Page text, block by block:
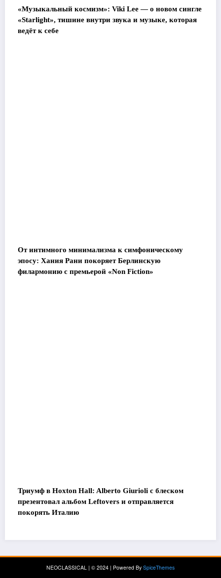
«Музыкальный космизм»: Viki Lee — о новом сингле
«Starlight», тишине внутри звука и музыке, которая
ведёт к себе
От интимного минимализма к симфоническому
эпосу: Хания Рани покоряет Берлинскую
филармонию с премьерой «Non Fiction»
Триумф в Hoxton Hall: Alberto Giurioli с блеском
презентовал альбом Leftovers и отправляется
покорять Италию
NEOCLASSICAL | © 2024 | Powered By SpiceThemes